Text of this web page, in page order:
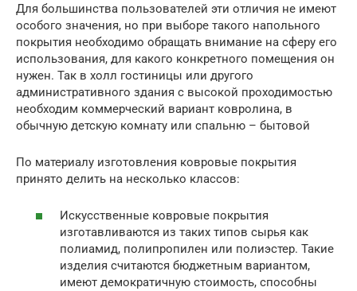
Для большинства пользователей эти отличия не имеют
особого значения, но при выборе такого напольного
покрытия необходимо обращать внимание на сферу его
использования, для какого конкретного помещения он
нужен. Так в холл гостиницы или другого
административного здания с высокой проходимостью
необходим коммерческий вариант ковролина, в
обычную детскую комнату или спальню – бытовой
По материалу изготовления ковровые покрытия
принято делить на несколько классов:
Искусственные ковровые покрытия
изготавливаются из таких типов сырья как
полиамид, полипропилен или полиэстер. Такие
изделия считаются бюджетным вариантом,
имеют демократичную стоимость, способны